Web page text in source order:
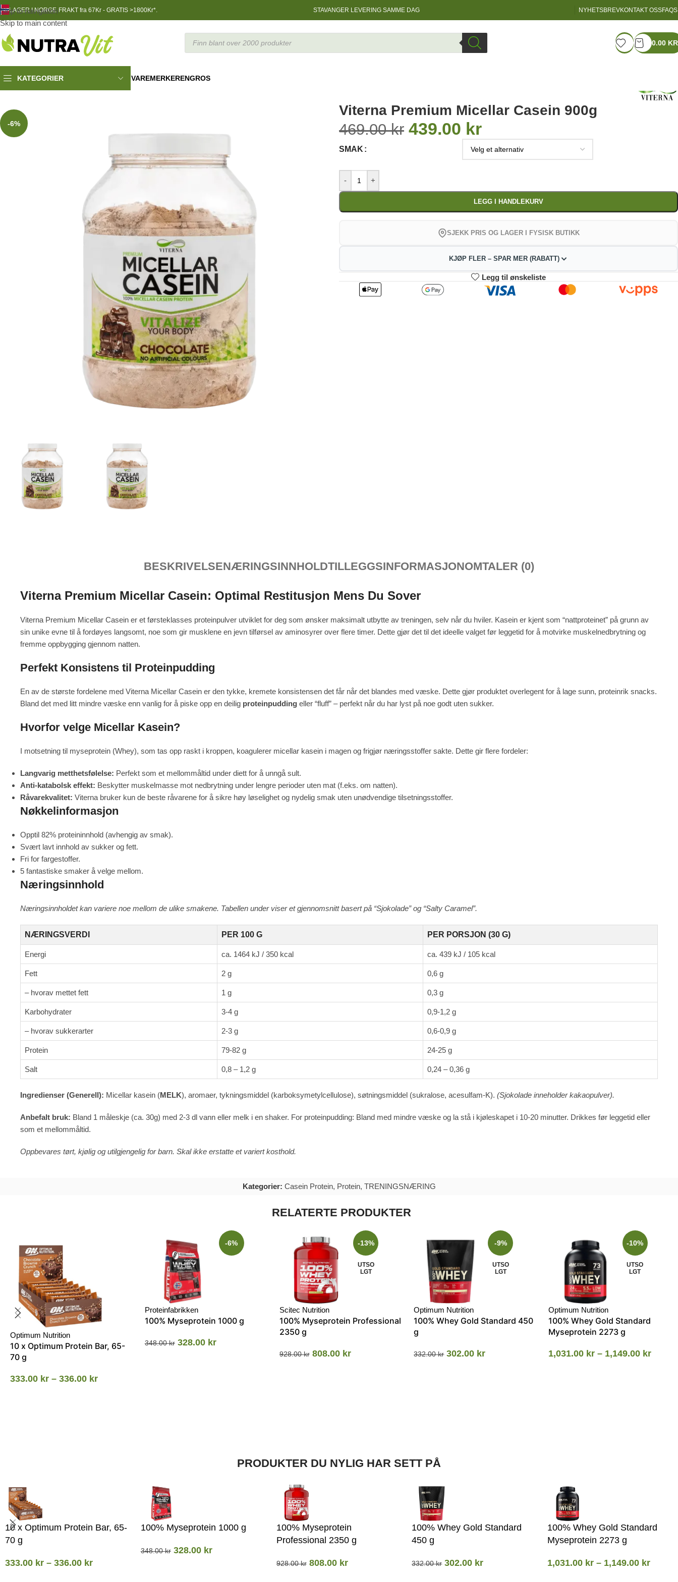
Skip to navigation
Skip to main content
LAGER I NORGEFRAKT fra 67Kr - GRATIS >1800Kr*. STAVANGER LEVERING SAMME DAG NYHETSBREVKONTAKT OSSFAQS
0.00 KR
KATEGORIER VAREMERKERENGROS
-6%
Viterna Premium Micellar Casein 900g
469.00kr 439.00 kr
SMAK
- +
LEGG I HANDLEKURV
SJEKK PRIS OG LAGER I FYSISK BUTIKK
KJØP FLER – SPAR MER (RABATT)
2
434.61
3-4 5-9
kr
10+
399.49 kr
Legg til ønskeliste
BESKRIVELSENÆRINGSINNHOLDTILLEGGSINFORMASJONOMTALER (0)
Viterna Premium Micellar Casein: Optimal Restitusjon Mens Du Sover
Viterna Premium Micellar Casein er et førsteklasses proteinpulver utviklet for deg som ønsker maksimalt utbytte av treningen, selv når du hviler. Kasein er kjent som “nattproteinet” på grunn av
sin unike evne til å fordøyes langsomt, noe som gir musklene en jevn tilførsel av aminosyrer over flere timer. Dette gjør det til det ideelle valget før leggetid for å motvirke muskelnedbrytning og
fremme oppbygging gjennom natten.
Perfekt Konsistens til Proteinpudding
En av de største fordelene med Viterna Micellar Casein er den tykke, kremete konsistensen det får når det blandes med væske. Dette gjør produktet overlegent for å lage sunn, proteinrik snacks.
Bland det med litt mindre væske enn vanlig for å piske opp en deilig proteinpudding eller “fluff” – perfekt når du har lyst på noe godt uten sukker.
Hvorfor velge Micellar Kasein?
I motsetning til myseprotein (Whey), som tas opp raskt i kroppen, koagulerer micellar kasein i magen og frigjør næringsstoffer sakte. Dette gir flere fordeler:
Langvarig metthetsfølelse: Perfekt som et mellommåltid under diett for å unngå sult.
Anti-katabolsk effekt: Beskytter muskelmasse mot nedbrytning under lengre perioder uten mat (f.eks. om natten).
Råvarekvalitet: Viterna bruker kun de beste råvarene for å sikre høy løselighet og nydelig smak uten unødvendige tilsetningsstoffer.
Nøkkelinformasjon
Opptil 82% proteininnhold (avhengig av smak).
Svært lavt innhold av sukker og fett.
Fri for fargestoffer.
5 fantastiske smaker å velge mellom.
Næringsinnhold
Næringsinnholdet kan variere noe mellom de ulike smakene. Tabellen under viser et gjennomsnitt basert på “Sjokolade” og “Salty Caramel”.
NÆRINGSVERDI PER 100 G PER PORSJON (30 G)
Energi ca. 1464 kJ / 350 kcal ca. 439 kJ / 105 kcal
Fett 2 g 0,6 g
– hvorav mettet fett 1 g 0,3 g
Karbohydrater 3-4 g 0,9-1,2 g
– hvorav sukkerarter 2-3 g 0,6-0,9 g
Protein 79-82 g 24-25 g
Salt 0,8 – 1,2 g 0,24 – 0,36 g
Ingredienser (Generell): Micellar kasein (MELK), aromaer, tykningsmiddel (karboksymetylcellulose), søtningsmiddel (sukralose, acesulfam-K). (Sjokolade inneholder kakaopulver).
Anbefalt bruk: Bland 1 måleskje (ca. 30g) med 2-3 dl vann eller melk i en shaker. For proteinpudding: Bland med mindre væske og la stå i kjøleskapet i 10-20 minutter. Drikkes før leggetid eller
som et mellommåltid.
Oppbevares tørt, kjølig og utilgjengelig for barn. Skal ikke erstatte et variert kosthold.
Kategorier: Casein Protein, Protein, TRENINGSNÆRING
RELATERTE PRODUKTER
Optimum Nutrition
10 x Optimum Protein Bar, 65-
70 g
333.00 kr – 336.00 kr
-6%
Proteinfabrikken
100% Myseprotein 1000 g
348.00kr 328.00 kr
-13%
UTSO
LGT
Scitec Nutrition
100% Myseprotein Professional
2350 g
928.00kr 808.00 kr
-9%
UTSO
LGT
Optimum Nutrition
100% Whey Gold Standard 450
g
332.00kr 302.00 kr
-10%
UTSO
LGT
Optimum Nutrition
100% Whey Gold Standard
Myseprotein 2273 g
1,031.00 kr – 1,149.00 kr
PRODUKTER DU NYLIG HAR SETT PÅ
10 x Optimum Protein Bar, 65-
70 g
333.00 kr – 336.00 kr
100% Myseprotein 1000 g
348.00kr 328.00 kr
100% Myseprotein
Professional 2350 g
928.00kr 808.00 kr
100% Whey Gold Standard
450 g
332.00kr 302.00 kr
100% Whey Gold Standard
Myseprotein 2273 g
1,031.00 kr – 1,149.00 kr